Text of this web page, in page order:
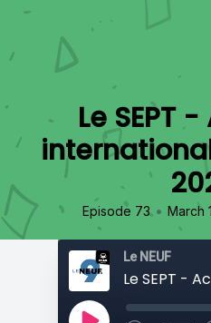
Le SEPT
Episode 73 • March
Le NEUF